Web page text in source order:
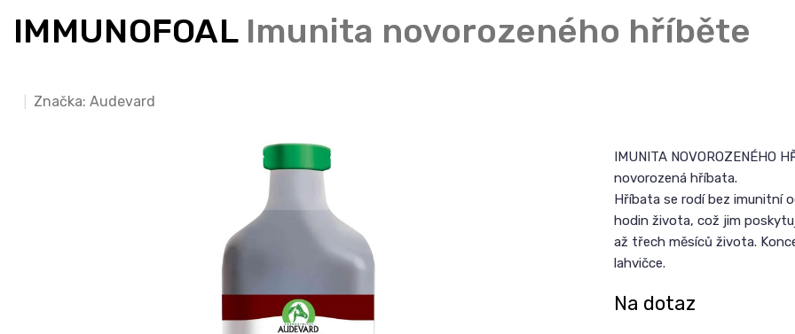
IMMUNOFOAL Imunita novorozeného hříběte
Značka: Audevard
Na dotaz
IMUNITA NOVOROZENÉHO
novorozená hříbata.
Hříbata se rodí bez imunitní
hodin života, což jim
až třech měsíců života.
lahvičce.